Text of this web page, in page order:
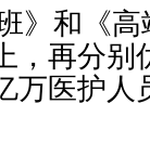
》和《
，再分别
万医护人